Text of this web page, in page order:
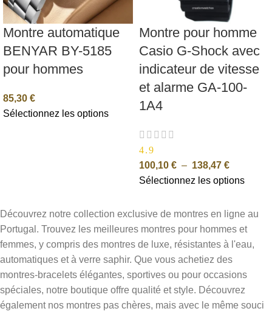
Montre automatique
BENYAR BY-5185
pour hommes
85,30 €
Sélectionnez les options
Montre pour homme
Casio G-Shock avec
indicateur de vitesse
et alarme GA-100-
1A4
4.9
100,10 € – 138,47 €
Sélectionnez les options
Découvrez notre collection exclusive de montres en ligne au
Portugal. Trouvez les meilleures montres pour hommes et
femmes, y compris des montres de luxe, résistantes à l'eau,
automatiques et à verre saphir. Que vous achetiez des
montres-bracelets élégantes, sportives ou pour occasions
spéciales, notre boutique offre qualité et style. Découvrez
également nos montres pas chères, mais avec le même souci